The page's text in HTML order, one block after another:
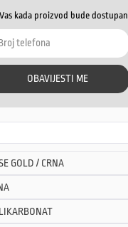
kada proizvod bude dostupan
OBAVIJESTI ME
GOLD / CRNA